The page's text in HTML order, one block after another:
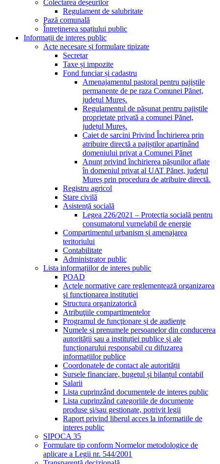
Colectarea deșeurilor
Regulament de salubritate
Pază comunală
Întreținerea spațiului public
Informații de interes public
Acte necesare și formulare tipizate
Secretar
Taxe și impozite
Fond funciar și cadastru
Amenajamentul pastoral pentru pajiștile
permanente de pe raza Comunei Pănet,
județul Mureș.
Regulamentul de pășunat pentru pajiștile
proprietate privată a comunei Pănet,
județul Mureș.
Caiet de sarcini Privind Închirierea prin
atribuire directă a pajiștilor aparținând
domeniului privat a Comunei Pănet
Anunț privind închirierea pășunilor aflate
în domeniul privat al UAT Pănet, județul
Mureș prin procedura de atribuire directă.
Registru agricol
Stare civilă
Asistență socială
Legea 226/2021 – Protecția socială pentru
consumatorul vurnelabil de energie
Compartimentul urbanism și amenajarea
teritoriului
Contabilitate
Administrator public
Lista informațiilor de interes public
POAD
Actele normative care reglementează organizarea
şi funcţionarea instituţiei
Structura organizatorică
Atribuţiile compartimentelor
Programul de funcţionare și de audiențe
Numele și prenumele persoanelor din conducerea
autorității sau a instituției publice și ale
funcționarului responsabil cu difuzarea
informațiilor publice
Coordonatele de contact ale autorității
Sursele financiare, bugetul și bilanțul contabil
Salarii
Lista cuprinzând documentele de interes public
Lista cuprinzând categoriile de documente
produse şi/sau gestionate, potrivit legii
Raport privind liberul acces la informatiile de
interes public
SIPOCA 35
Formulare tip conform Normelor metodologice de
aplicare a Legii nr. 544/2001